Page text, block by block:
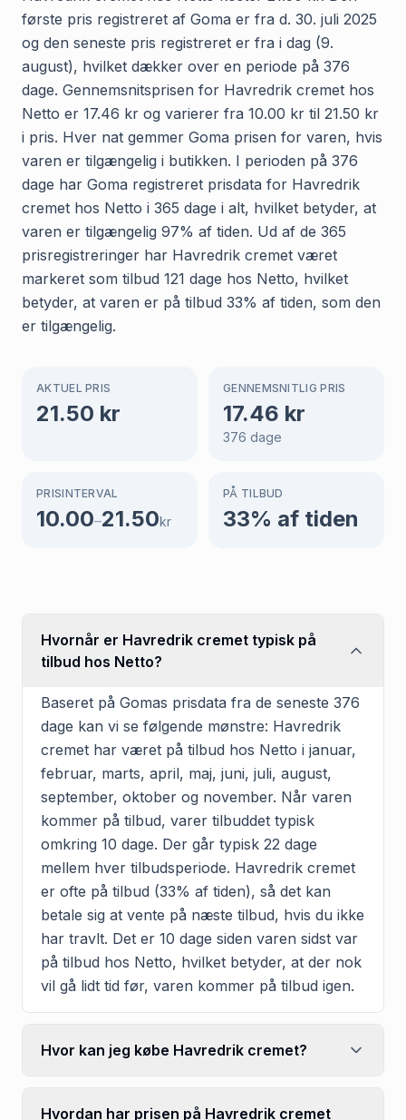
første pris registreret af Goma er fra d. 30. juli 2025
og den seneste pris registreret er fra i dag (9.
august), hvilket dækker over en periode på 376
dage. Gennemsnitsprisen for Havredrik cremet hos
Netto er 17.46 kr og varierer fra 10.00 kr til 21.50 kr
i pris. Hver nat gemmer Goma prisen for varen, hvis
varen er tilgængelig i butikken. I perioden på 376
dage har Goma registreret prisdata for Havredrik
cremet hos Netto i 365 dage i alt, hvilket betyder, at
varen er tilgængelig 97% af tiden. Ud af de 365
prisregistreringer har Havredrik cremet været
markeret som tilbud 121 dage hos Netto, hvilket
betyder, at varen er på tilbud 33% af tiden, som den
er tilgængelig.
AKTUEL PRIS
21.50 kr
GENNEMSNITLIG PRIS
17.46 kr
376 dage
PRISINTERVAL
10.00–21.50kr
PÅ TILBUD
33% af tiden
Hvornår er Havredrik cremet typisk på
tilbud hos Netto?
Baseret på Gomas prisdata fra de seneste 376
dage kan vi se følgende mønstre: Havredrik
cremet har været på tilbud hos Netto i januar,
februar, marts, april, maj, juni, juli, august,
september, oktober og november. Når varen
kommer på tilbud, varer tilbuddet typisk
omkring 10 dage. Der går typisk 22 dage
mellem hver tilbudsperiode. Havredrik cremet
er ofte på tilbud (33% af tiden), så det kan
betale sig at vente på næste tilbud, hvis du ikke
har travlt. Det er 10 dage siden varen sidst var
på tilbud hos Netto, hvilket betyder, at der nok
vil gå lidt tid før, varen kommer på tilbud igen.
Hvor kan jeg købe Havredrik cremet?
Hvordan har prisen på Havredrik cremet